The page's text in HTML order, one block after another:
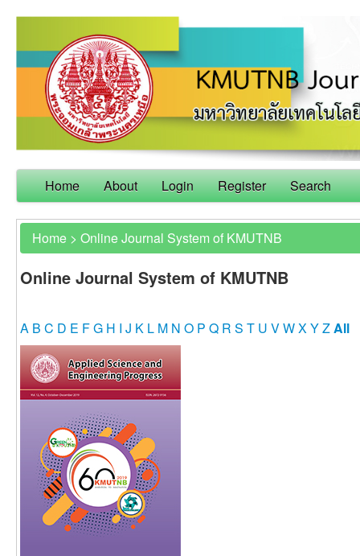
Home About Login Register Search
Home > Online Journal System of KMUTNB
Online Journal System of KMUTNB
A B C D E FG H I J K L M N O P Q R S T U VWXYZAll